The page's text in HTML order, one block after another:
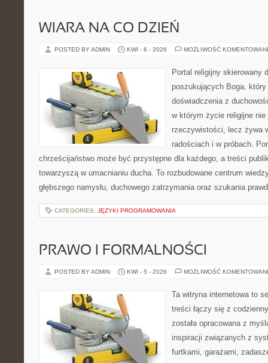
WIARA NA CO DZIEŃ
POSTED BY ADMIN KWI - 6 - 2026 MOŻLIWOŚĆ
Portal religijny skierowany
poszukujących Boga,
doświadczenia z
w którym życie religijne nie
rzeczywistości, lecz żywa
radościach i w próbach.
chrześcijaństwo może być przystępne dla każdego, a treści
towarzyszą w umacnianiu ducha. To rozbudowane centrum
głębszego namysłu, duchowego zatrzymania oraz szukania
CATEGORIES: JĘZYKI PROGRAMOWANIA
PRAWO I FORMALNOŚCI
POSTED BY ADMIN KWI - 5 - 2026 MOŻLIWOŚĆ
Ta witryna internetowa to
treści łączy się z
została opracowana z
inspiracji związanych z
furtkami, garażami,